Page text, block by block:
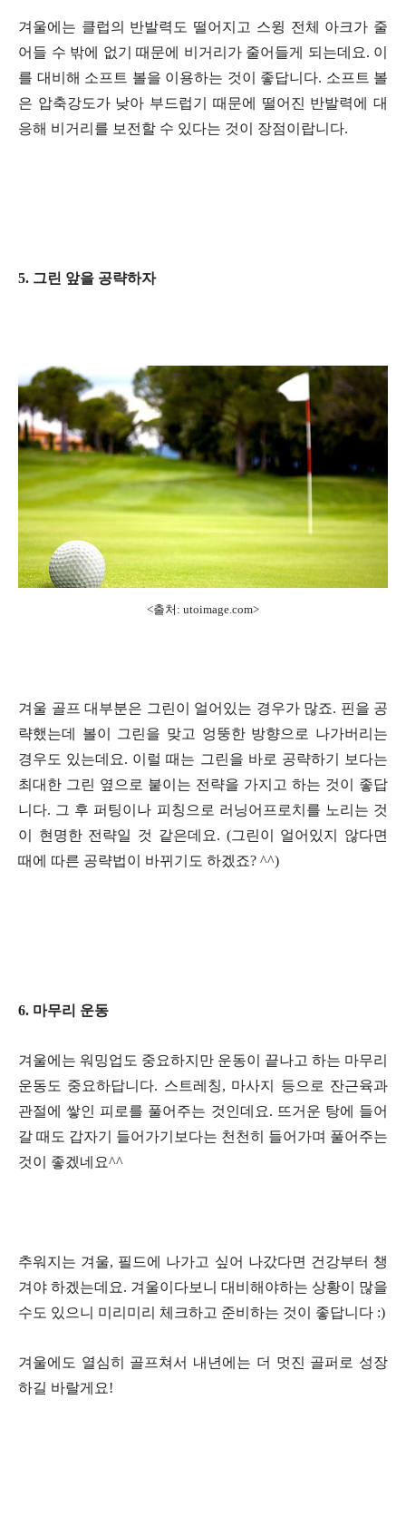
겨울에는 클럽의 반발력도 떨어지고 스윙 전체 아크가 줄
어들 수 밖에 없기 때문에 비거리가 줄어들게 되는데요. 이
를 대비해 소프트 볼을 이용하는 것이 좋답니다. 소프트 볼
은 압축강도가 낮아 부드럽기 때문에 떨어진 반발력에 대
응해 비거리를 보전할 수 있다는 것이 장점이랍니다.
5. 그린 앞을 공략하자
<출처: utoimage.com>
겨울 골프 대부분은 그린이 얼어있는 경우가 많죠. 핀을 공
략했는데 볼이 그린을 맞고 엉뚱한 방향으로 나가버리는
경우도 있는데요. 이럴 때는 그린을 바로 공략하기 보다는
최대한 그린 옆으로 붙이는 전략을 가지고 하는 것이 좋답
니다. 그 후 퍼팅이나 피칭으로 러닝어프로치를 노리는 것
이 현명한 전략일 것 같은데요. (그린이 얼어있지 않다면
때에 따른 공략법이 바뀌기도 하겠죠? ^^)
6. 마무리 운동
겨울에는 워밍업도 중요하지만 운동이 끝나고 하는 마무리
운동도 중요하답니다. 스트레칭, 마사지 등으로 잔근육과
관절에 쌓인 피로를 풀어주는 것인데요. 뜨거운 탕에 들어
갈 때도 갑자기 들어가기보다는 천천히 들어가며 풀어주는
것이 좋겠네요^^
추워지는 겨울, 필드에 나가고 싶어 나갔다면 건강부터 챙
겨야 하겠는데요. 겨울이다보니 대비해야하는 상황이 많을
수도 있으니 미리미리 체크하고 준비하는 것이 좋답니다 :)
겨울에도 열심히 골프쳐서 내년에는 더 멋진 골퍼로 성장
하길 바랄게요!